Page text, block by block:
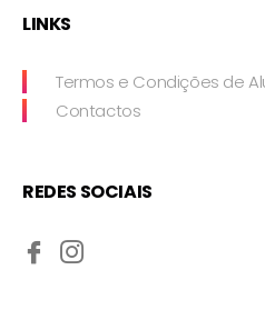
LINKS
Termos e Condições de
Contactos
REDES SOCIAIS